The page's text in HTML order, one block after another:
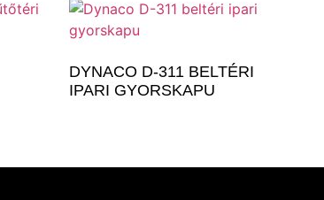
DYNACO D-311 BELTÉRI
IPARI GYORSKAPU